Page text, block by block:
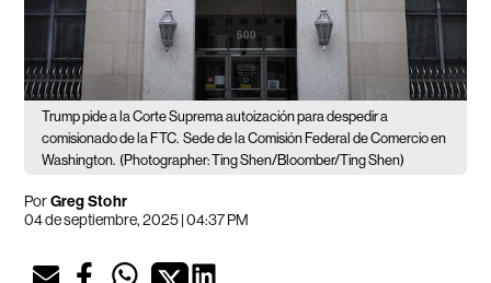
Trump pide a la Corte Suprema autoización para despedir a
comisionado de la FTC. Sede de la Comisión Federal de Comercio en
Washington. (Photographer: Ting Shen/Bloomber/Ting Shen)
PorGreg Stohr
04 de septiembre, 2025 | 04:37 PM